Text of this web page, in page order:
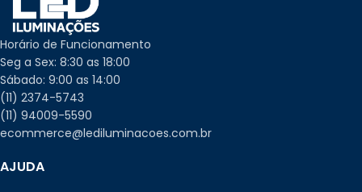
Horário de Funcionamento
Seg a Sex: 8:30 as 18:00
Sábado: 9:00 as 14:00
(11) 2374-5743
(11) 94009-5590
ecommerce@lediluminacoes.com.br
AJUDA